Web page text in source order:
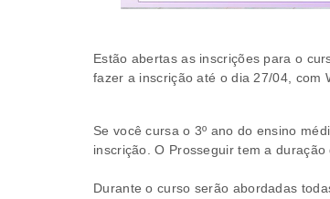
Estão abertas as inscrições para o
fazer a inscrição até o dia 27/04, com
Se você cursa o 3º ano do ensino
inscrição. O Prosseguir tem a
Durante o curso serão abordadas